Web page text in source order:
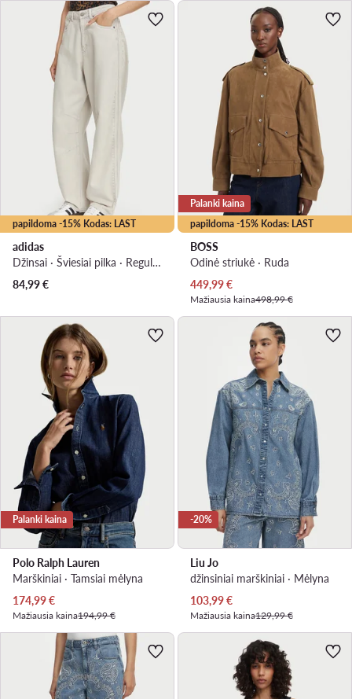
papildoma -15% Kodas: LAST
adidas
Džinsai · Šviesiai pilka · Regular Fit
84,99€
papildoma -15% Kodas: LAST
Palanki kaina
BOSS
Odinė striukė · Ruda
Dabartinė kaina
449,99€
Mažiausia kaina498,99 €
Palanki kaina
Polo Ralph Lauren
Marškiniai · Tamsiai mėlyna
Dabartinė kaina
174,99€
Mažiausia kaina194,99 €
-20%
Liu Jo
džinsiniai marškiniai · Mėlyna
Dabartinė kaina
103,99€
Mažiausia kaina129,99 €